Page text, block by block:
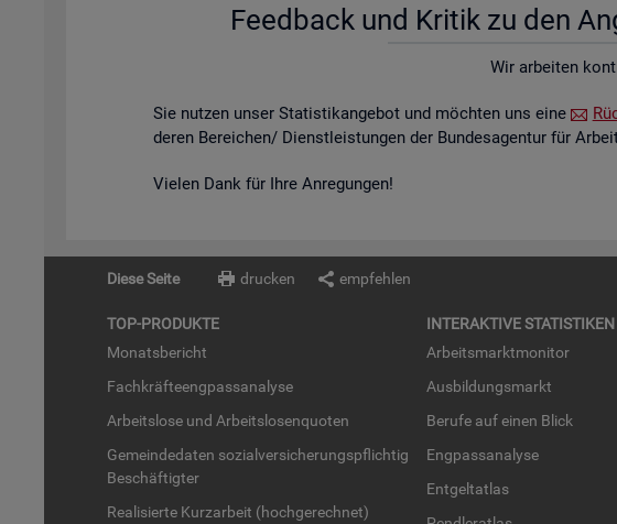
Feed­back und Kri­tik zu den
Wir ar­bei­ten
Sie nut­zen unser Sta­tis­tik­an­ge­bot und möch­ten uns eine
de­ren Be­rei­chen/ Dienst­leis­tun­gen der Bun­des­agen­tur für
Vie­len Dank für Ihre An­re­gun­gen!
Diese Seite drucken empfehlen
TOP-PRO­DUK­TE
Mo­nats­be­richt
Fach­kräf­te­eng­pass­ana­ly­se
Ar­beits­lo­se und Ar­beits­lo­sen­quo­ten
Ge­mein­de­da­ten so­zi­al­ver­si­che­rungs­pflich­tig
Be­schäf­tig­ter
Rea­li­sier­te Kurz­ar­beit (hoch­ge­rech­net)
IN­TER­AK­TI­VE STA­TIS­TI­KEN
Ar­beits­markt­mo­ni­tor
Aus­bil­dungs­markt
Be­ru­fe auf einen Blick
Eng­pass­ana­ly­se
Ent­gel­t­at­las